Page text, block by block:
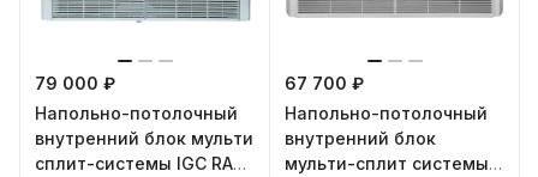
79 000 ₽
Напольно-потолочный
внутренний блок мульти
сплит-системы IGC RAF-
67 700 ₽
Напольно-потолочный
внутренний блок
мульти-сплит системы